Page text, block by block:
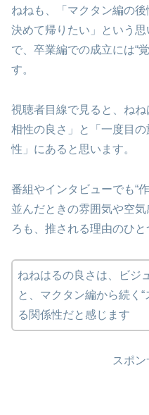
ねねも、「マクタン編の
決めて帰りたい」という
で、卒業編での成立には“
す。
視聴者目線で見ると、ね
相性の良さ」と「一度目
性」にあると思います。
番組やインタビューでも“
並んだときの雰囲気や空
ろも、推される理由のひと
ねねはるの良さは、ビジ
と、マクタン編から続く“
る関係性だと感じます
スポン